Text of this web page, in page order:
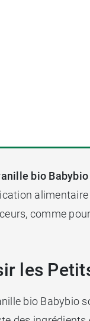
bio Babybio
comme
les
bio Babybio